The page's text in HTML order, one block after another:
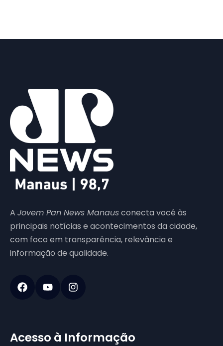
A Jovem Pan News Manausconecta você às
principais notícias e acontecimentos da cidade,
com foco em transparência, relevância e
informação de qualidade.
Acesso à Informação